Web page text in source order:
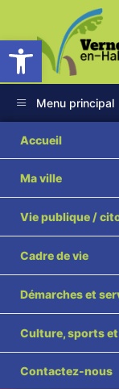
Ouvrir la barre d’outils
Menu principal
Accueil
Ma ville
Vie publique /
Cadre de vie
Démarches et
Culture, sports
Contactez-nous
Petite
Petite Enfance /